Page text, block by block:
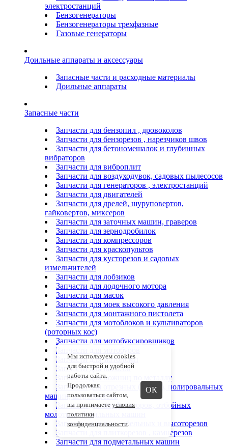
электростанций
Бензогенераторы
Бензогенераторы трехфазные
Газовые генераторы
Доильные аппараты и аксессуары
Запасные части и расходные материалы
Доильные аппараты
Запасные части
Запчасти для бензопил , дровоколов
Запчасти для бензорезов , нарезчиков швов
Запчасти для бетономешалок и глубинных
вибраторов
Запчасти для виброплит
Запчасти для воздуходувок, садовых пылесосов
Запчасти для генераторов , электростанций
Запчасти для двигателей
Запчасти для дрелей, шуруповертов,
гайковертов, миксеров
Запчасти для заточных машин, граверов
Запчасти для зернодробилок
Запчасти для компрессоров
Запчасти для краскопультов
Запчасти для кусторезов и садовых
измельчителей
Запчасти для лобзиков
Запчасти для лодочного мотора
Запчасти для масок
Запчасти для моек высокого давления
Запчасти для монтажного пистолета
Запчасти для мотоблоков и культиваторов
(роторных кос)
Запчасти для мотобуксировщиков
Запчасти для мотобуров
Запчасти для мотопомп
Запчасти для насосов
Запчасти для ножниц по металлу
Запчасти для отрезных (УШМ), полировальных
машин, штроборезов
Запчасти для перфораторов, отбойных
молотков, бурильных машин
Запчасти для пил сабельных и высоторезов
Запчасти для плиткорезов , камнерезов
Запчасти для подметальных машин
Мы используем cookies
для быстрой и удобной
работы сайта.
Продолжая
пользоваться сайтом,
вы принимаете условия
политики
конфиденциальности.
ОК